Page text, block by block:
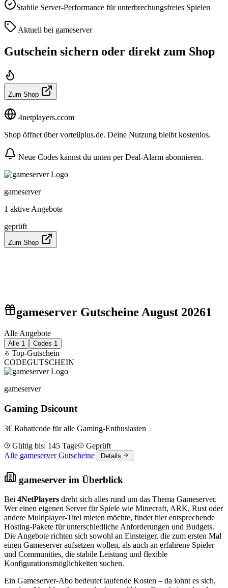
Stabile Server-Performance für unterbrechungsfreies Spielen
Aktuell bei gameserver
Gutschein sichern oder direkt zum Shop
Zum Shop
4netplayers.ccom
Shop öffnet über vorteilplus.de. Deine Nutzung bleibt kostenlos.
Neue Codes kannst du unten per Deal-Alarm abonnieren.
gameserver
1 aktive Angebote
geprüft
Zum Shop
gameserver Gutscheine August 20261
Alle Angebote
Alle 1 Codes 1
Top-Gutschein
CODEGUTSCHEIN
gameserver
Gaming Dsicount
3€ Rabattcode für alle Gaming-Enthusiasten
Gültig bis: 145 Tage
Geprüft
Alle gameserver Gutscheine
Details
gameserver im Überblick
Bei 4NetPlayers dreht sich alles rund um das Thema Gameserver.
Wer einen eigenen Server für Spiele wie Minecraft, ARK, Rust oder
andere Multiplayer-Titel mieten möchte, findet hier entsprechende
Hosting-Pakete für unterschiedliche Anforderungen und Budgets.
Die Angebote richten sich sowohl an Einsteiger, die zum ersten Mal
einen Gameserver aufsetzen wollen, als auch an erfahrene Spieler
und Communities, die stabile Leistung und flexible
Konfigurationsmöglichkeiten suchen.
Ein Gameserver-Abo bedeutet laufende Kosten – da lohnt es sich,